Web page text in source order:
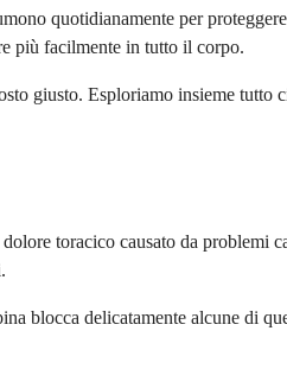
quotidianamente per
più facilmente in tutto il corpo.
giusto. Esploriamo insieme
toracico causato da
blocca delicatamente alcune di